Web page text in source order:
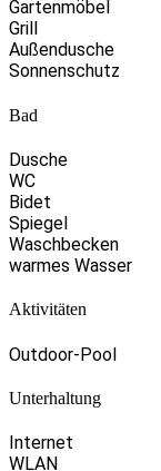
Gartenmöbel
Grill
Außendusche
Sonnenschutz
Bad
Dusche
WC
Bidet
Spiegel
Waschbecken
warmes Wasser
Aktivitäten
Outdoor-Pool
Unterhaltung
Internet
WLAN